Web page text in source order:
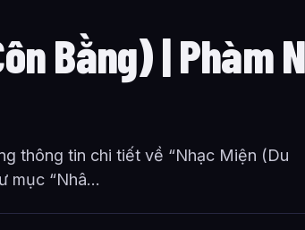
Bằng) | Phàm
thông tin chi tiết về “Nhạc Miện (Du
mục “Nhâ...